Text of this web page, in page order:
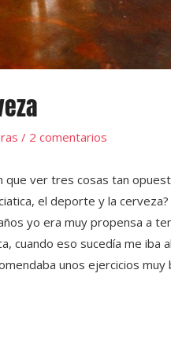
/ 2 comentarios
que ver tres cosas tan
el deporte y la cerveza?
yo era muy propensa a
cuando eso sucedía me iba
unos ejercicios muy